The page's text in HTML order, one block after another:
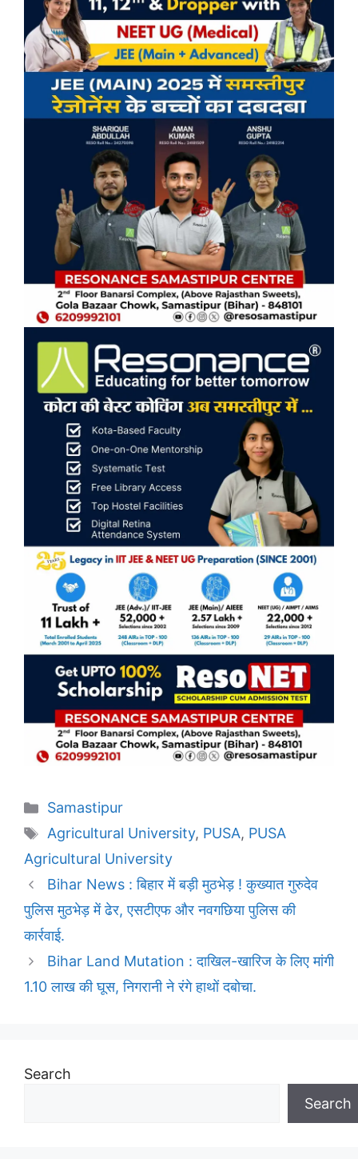
Categories
Samastipur
Tags
Agricultural University, PUSA, PUSA
Agricultural University
Bihar News : बिहार में बड़ी मुठभेड़ ! कुख्यात गुरुदेव
पुलिस मुठभेड़ में ढेर, एसटीएफ और नवगछिया पुलिस की
कार्रवाई.
Bihar Land Mutation : दाखिल-खारिज के लिए मांगी
1.10 लाख की घूस, निगरानी ने रंगे हाथों दबोचा.
Search
Search